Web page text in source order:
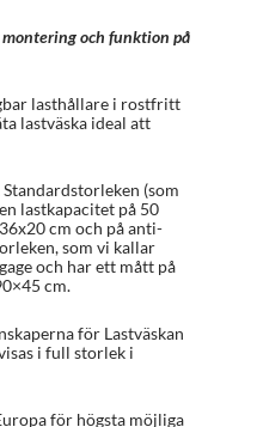
och funktion på
lasthållare i rostfritt
lastväska ideal att
(som
lastkapacitet på 50
cm och på anti-
som vi kallar
och har ett mått på
cm.
för Lastväskan
i full storlek i
för högsta möjliga